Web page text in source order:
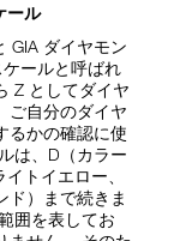
ール
GIA ダイヤモン
ールと呼ばれ
Z としてダイヤ
ご自分のダイヤ
るかの確認に使
は、D（カラー
トイエロー、
ド）まで続きま
囲を表してお